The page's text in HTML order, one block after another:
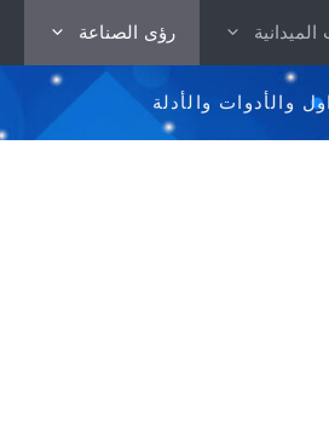
الميدانية رؤى الصناعة
والأدوات والأدلة